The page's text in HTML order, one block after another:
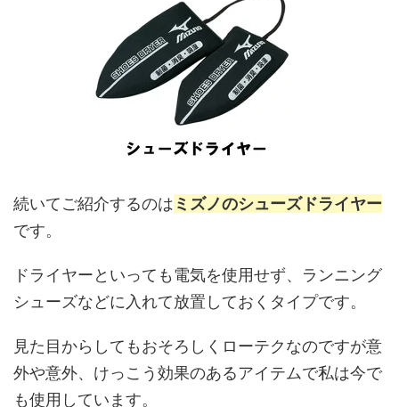
続いてご紹介するのは ミズノのシューズドライヤー
です。
ドライヤーといっても電気を使用せず、ランニング
シューズなどに入れて放置しておくタイプです。
見た目からしてもおそろしくローテクなのですが意
外や意外、けっこう効果のあるアイテムで私は今で
も使用しています。